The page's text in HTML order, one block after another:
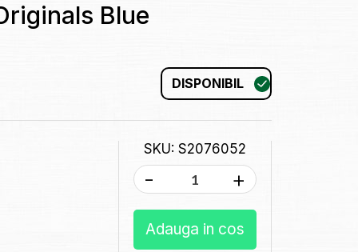
Blue
DISPONIBIL
SKU: S2076052
- +
Adauga in cos